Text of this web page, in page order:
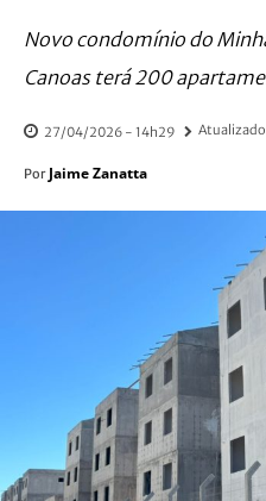
Novo condomínio do
Canoas terá 200
27/04/2026 - 14h29
Por Jaime Zanatta